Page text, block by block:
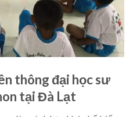
thông đại học sư
tại Đà Lạt